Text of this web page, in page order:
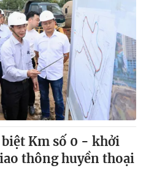
Km số 0 - khởi
thông huyền thoại